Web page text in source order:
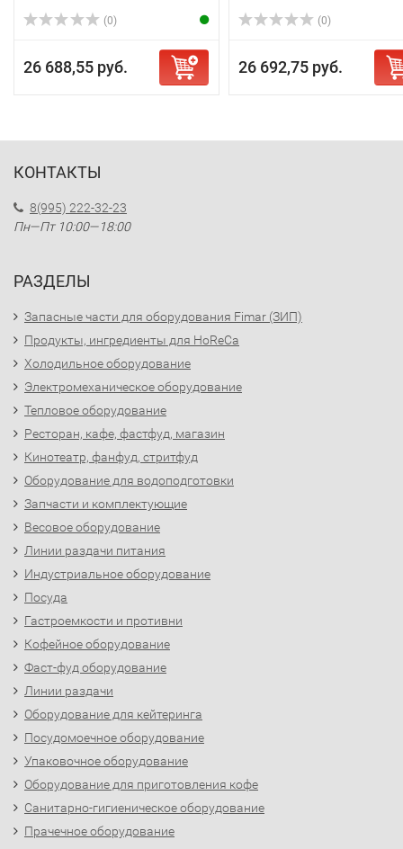
(0)
26 688,55 руб.
(0)
26 692,75 руб.
КОНТАКТЫ
8(995) 222-32-23
Пн—Пт 10:00—18:00
РАЗДЕЛЫ
Запасные части для оборудования Fimar (ЗИП)
Продукты, ингредиенты для HoReCa
Холодильное оборудование
Электромеханическое оборудование
Тепловое оборудование
Ресторан, кафе, фастфуд, магазин
Кинотеатр, фанфуд, стритфуд
Оборудование для водоподготовки
Запчасти и комплектующие
Весовое оборудование
Линии раздачи питания
Индустриальное оборудование
Посуда
Гастроемкости и противни
Кофейное оборудование
Фаст-фуд оборудование
Линии раздачи
Оборудование для кейтеринга
Посудомоечное оборудование
Упаковочное оборудование
Оборудование для приготовления кофе
Санитарно-гигиеническое оборудование
Прачечное оборудование